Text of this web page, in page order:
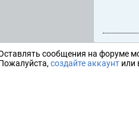
сообщения на форуме
создайте аккаунт или